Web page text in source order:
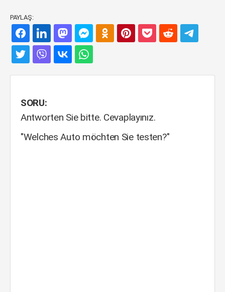
PAYLAŞ:
SORU:
Antworten Sie bitte. Cevaplayınız.
"Welches Auto möchten Sie testen?"